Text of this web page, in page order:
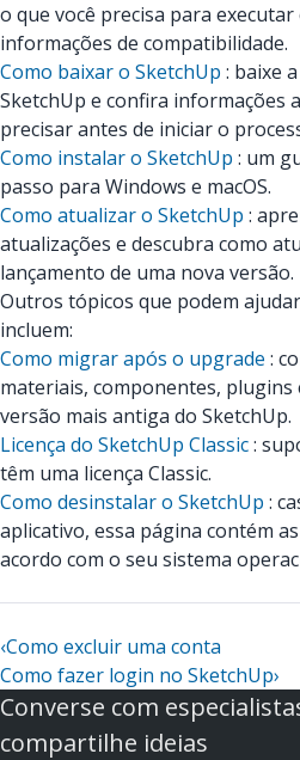
o que você precisa para
informações de compatibilidade.
Como baixar o SketchUp : baixe
SketchUp e confira informações
precisar antes de iniciar o
Como instalar o SketchUp : um
passo para Windows e macOS.
Como atualizar o SketchUp :
atualizações e descubra como
lançamento de uma nova versão.
Outros tópicos que podem
incluem:
Como migrar após o upgrade :
materiais, componentes,
versão mais antiga do SketchUp.
Licença do SketchUp Classic:
têm uma licença Classic.
Como desinstalar o SketchUp :
aplicativo, essa página contém
acordo com o seu sistema
‹Como excluir uma conta
Como fazer login no SketchUp›
Converse com
compartilhe ideias